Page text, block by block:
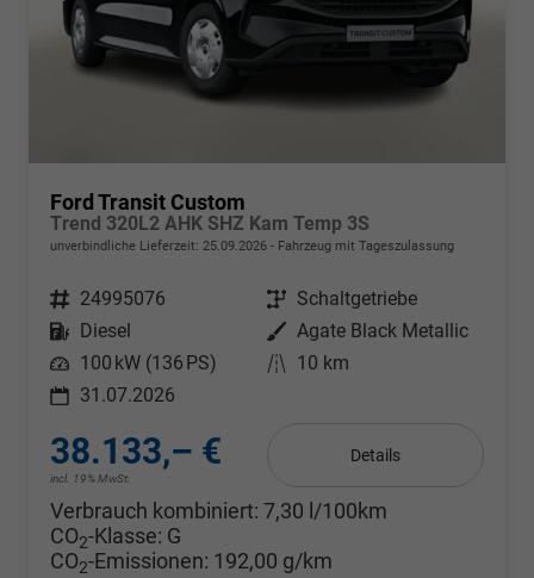
Ford Transit Custom
Trend 320L2 AHK SHZ Kam Temp 3S
unverbindliche Lieferzeit: 25.09.2026 Fahrzeug mit Tageszulassung
Fahrzeugnr. 24995076 Getriebe Schaltgetriebe
Kraftstoff
Diesel Außenfarbe Agate Black Metallic
Leistung 100 kW (136 PS) Kilometerstand 10 km
31.07.2026
38.133,– €
incl. 19% MwSt.
Details
Verbrauch kombiniert: 7,30 l/100km
CO2-Klasse: G
CO2-Emissionen: 192,00 g/km